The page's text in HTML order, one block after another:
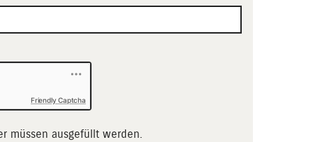
Friendly Captcha
müssen ausgefüllt werden.